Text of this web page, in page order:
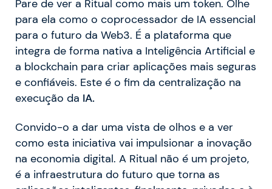
Pare de ver a Ritual como mais um token. Olhe
para ela como o coprocessador de IA essencial
para o futuro da Web3. É a plataforma que
integra de forma nativa a Inteligência Artificial e
a blockchain para criar aplicações mais seguras
e confiáveis. Este é o fim da centralização na
execução da IA.
Convido-o a dar uma vista de olhos e a ver
como esta iniciativa vai impulsionar a inovação
na economia digital. A Ritual não é um projeto,
é a infraestrutura do futuro que torna as